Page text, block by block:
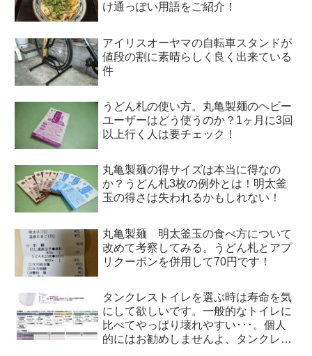
け通っぽい用語をご紹介！
アイリスオーヤマの自転車スタンドが
値段の割に素晴らしく良く出来ている
件
うどん札の使い方。丸亀製麺のヘビー
ユーザーはどう使うのか？1ヶ月に3回
以上行く人は要チェック！
丸亀製麺の得サイズは本当に得なの
か？うどん札3枚の例外とは！明太釜
玉の得さは失われるかもしれない！
丸亀製麺 明太釜玉の食べ方について
改めて考察してみる。うどん札とアプ
リクーポンを併用して70円です！
タンクレストイレを選ぶ時は寿命を気
にして欲しいです。一般的なトイレに
比べてやっぱり壊れやすい･･･。個人
的にはお勧めしませんよ、タンクレス